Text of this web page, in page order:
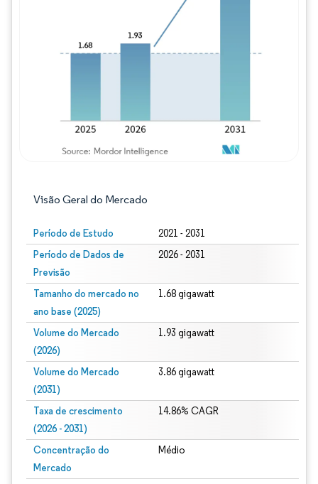
Visão Geral do Mercado
Período de Estudo 2021 - 2031
Período de Dados de
Previsão
2026 - 2031
Tamanho do mercado no
ano base (2025)
1.68 gigawatt
Volume do Mercado
(2026)
1.93 gigawatt
Volume do Mercado
(2031)
3.86 gigawatt
Taxa de crescimento
(2026 - 2031)
14.86% CAGR
Concentração do
Mercado
Médio
Imagem © Mordor Intelligence. O reuso